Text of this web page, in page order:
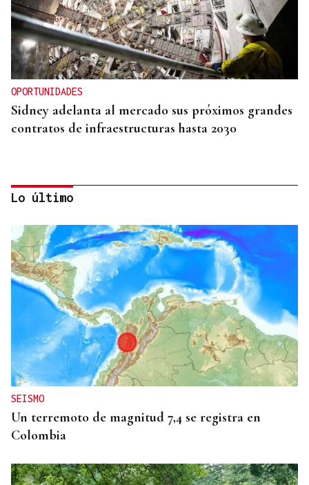
OPORTUNIDADES
Sidney adelanta al mercado sus próximos grandes
contratos de infraestructuras hasta 2030
INTERNACIONALIZACIÓN
Sodercan ofrece un programa gratuito para
ayudar a las pymes cántabras a iniciarse en la
exportación
Lo último
SEISMO
Un terremoto de magnitud 7,4 se registra en
Colombia